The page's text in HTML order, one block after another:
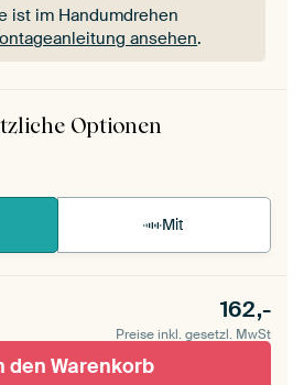
ist im Handumdrehen
ansehen.
ist im Handumdrehen
ansehen
Optionen
Mit
162,-
Preise inkl. gesetzl. MwSt
den Warenkorb